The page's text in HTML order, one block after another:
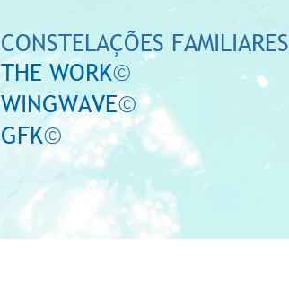
CONSTELAÇÕES FAMILIARES
THE WORK©
WINGWAVE©
GFK©